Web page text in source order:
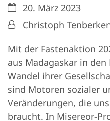
Datum:20. März 2023
Von:Christoph
Mit der Fastenaktion
aus Madagaskar in
Wandel ihrer
sind Motoren sozialer
Veränderungen, die
braucht. In Misereor-